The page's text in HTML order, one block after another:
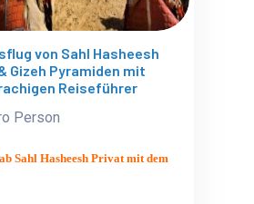
von Sahl Hasheesh
Gizeh Pyramiden mit
Reiseführer
Person
Sahl Hasheesh Privat mit dem